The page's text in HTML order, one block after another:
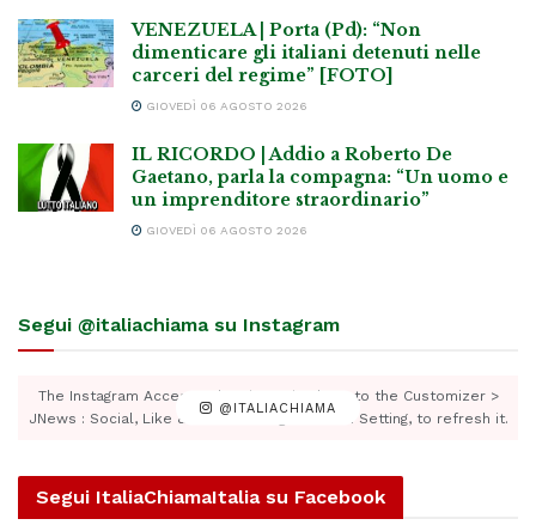
VENEZUELA | Porta (Pd): “Non
dimenticare gli italiani detenuti nelle
carceri del regime” [FOTO]
GIOVEDÌ 06 AGOSTO 2026
IL RICORDO | Addio a Roberto De
Gaetano, parla la compagna: “Un uomo e
un imprenditore straordinario”
GIOVEDÌ 06 AGOSTO 2026
Segui @italiachiama su Instagram
@ITALIACHIAMA
The Instagram Access Token is expired, Go to the Customizer >
JNews : Social, Like & View > Instagram Feed Setting, to refresh it.
Segui ItaliaChiamaItalia su Facebook